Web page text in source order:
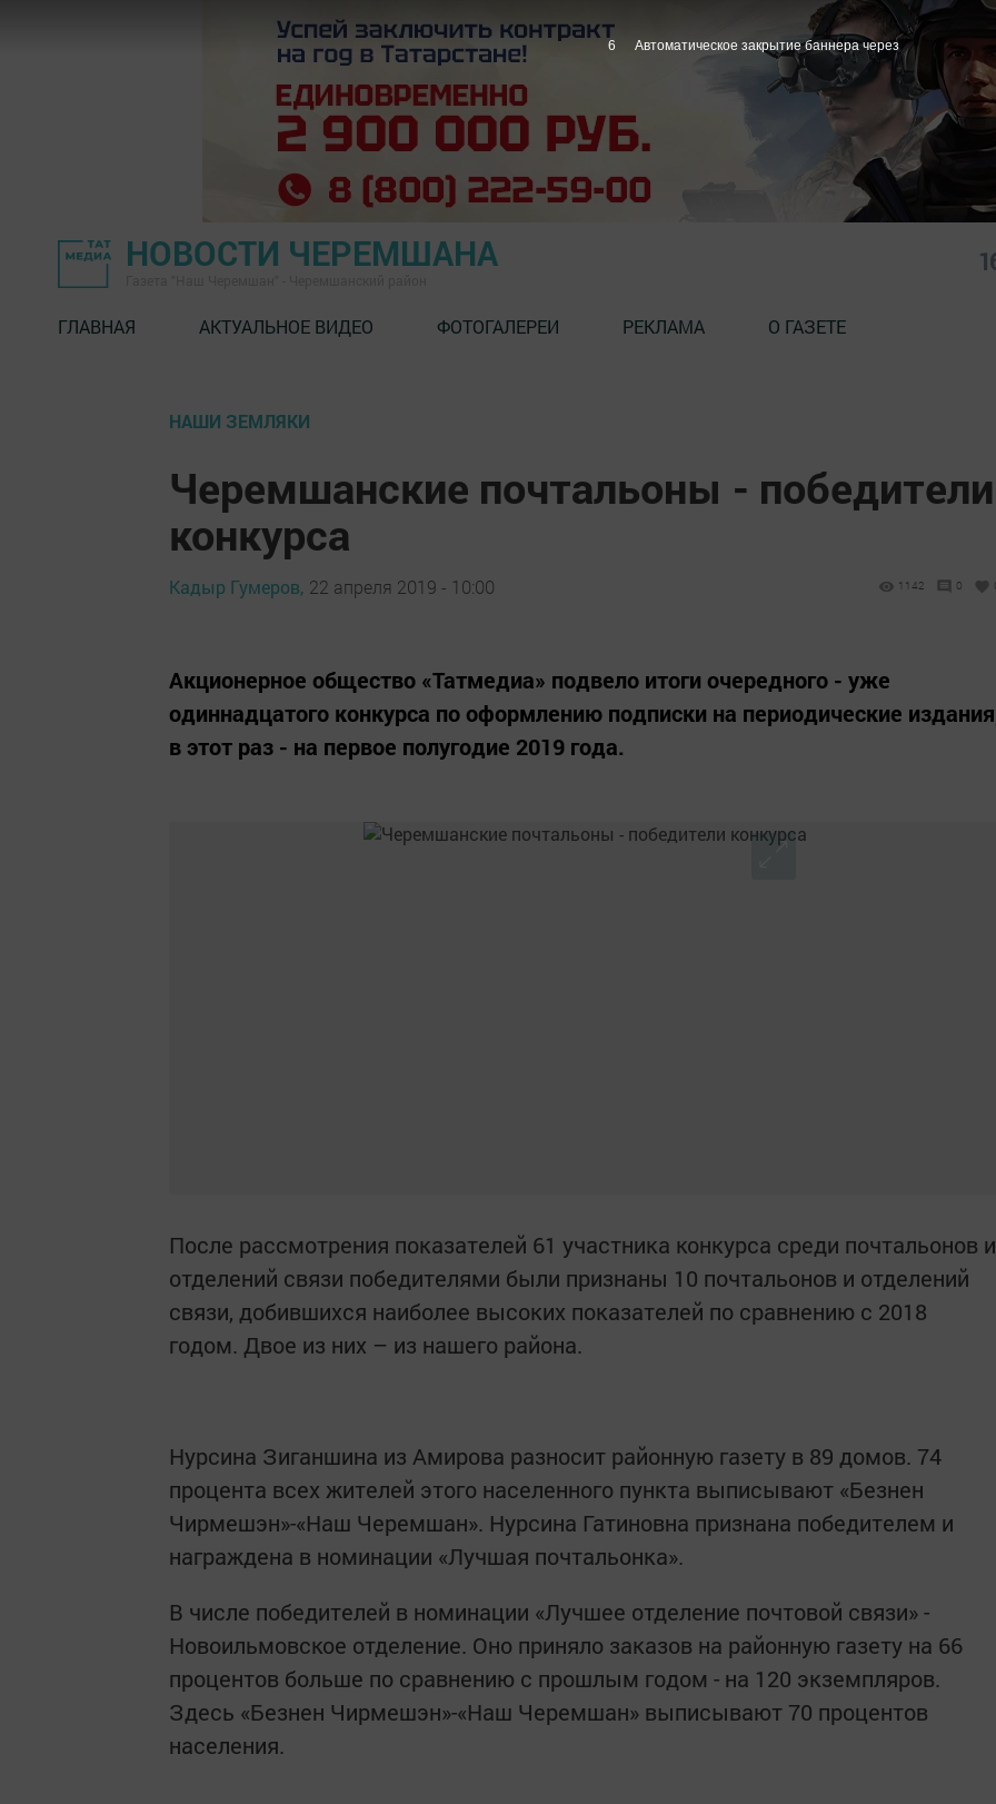
НОВОСТИ ЧЕРЕМШАНА
ГЛАВНАЯ АКТУАЛЬНОЕ ВИДЕО ФОТОГАЛЕРЕИ РЕКЛАМА О ГАЗЕТЕ
НАШИ ЗЕМЛЯКИ
Черемшанские почтальоны - победители
конкурса
Кадыр Гумеров, 22 апреля 2019 - 10:00 1142 0
Акционерное общество «Татмедиа» подвело итоги очередного - уже
одиннадцатого конкурса по оформлению подписки на периодические
в этот раз - на первое полугодие 2019 года.
После рассмотрения показателей 61 участника конкурса среди почтальонов и
отделений связи победителями были признаны 10 почтальонов и отделений
связи, добившихся наиболее высоких показателей по сравнению с 2018
годом. Двое из них – из нашего района.
Нурсина Зиганшина из Амирова разносит районную газету в 89 домов. 74
процента всех жителей этого населенного пункта выписывают «Безнен
Чирмешэн»-«Наш Черемшан». Нурсина Гатиновна признана победителем и
награждена в номинации «Лучшая почтальонка».
В числе победителей в номинации «Лучшее отделение почтовой связи» -
Новоильмовское отделение. Оно приняло заказов на районную газету на 66
процентов больше по сравнению с прошлым годом - на 120 экземпляров.
Здесь «Безнен Чирмешэн»-«Наш Черемшан» выписывают 70 процентов
населения.
5 Автоматическое закрытие баннера через